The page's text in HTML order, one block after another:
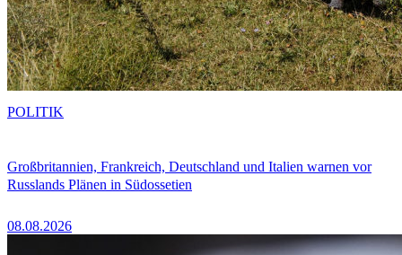
Großbritannien, Frankreich, Deutschland und Italien warnen vor
Russlands Plänen in Südossetien
08.08.2026
POLITIK